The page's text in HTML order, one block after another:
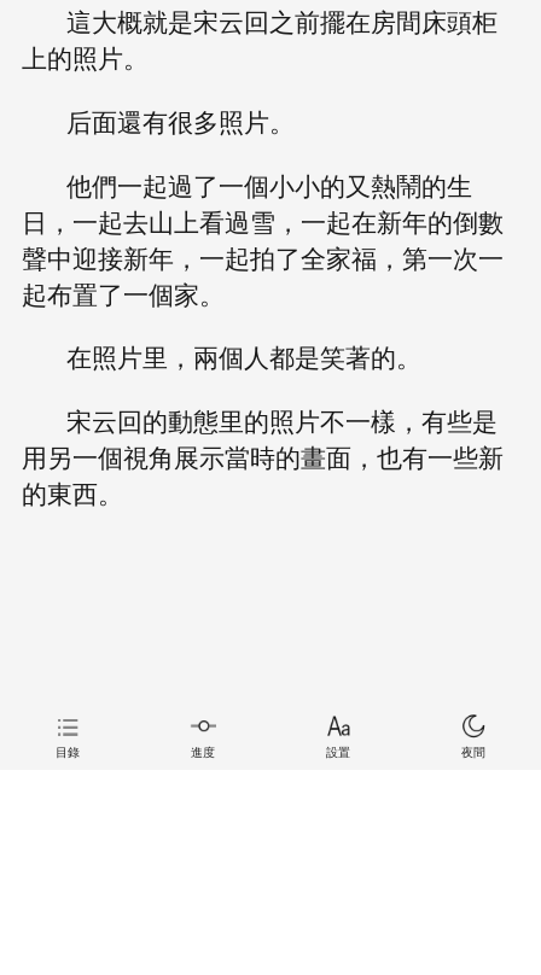
這大概就是宋云回之前擺在房間床頭柜
上的照片。
后面還有很多照片。
他們一起過了一個小小的又熱鬧的生
日，一起去山上看過雪，一起在新年的倒數
聲中迎接新年，一起拍了全家福，第一次一
起布置了一個家。
在照片里，兩個人都是笑著的。
宋云回的動態里的照片不一樣，有些是
用另一個視角展示當時的畫面，也有一些新
的東西。
目錄 進度 設置 夜間